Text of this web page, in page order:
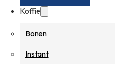
Koffie
Bonen
Instant